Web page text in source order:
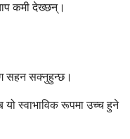
कमी देख्छन्।
सहन सक्नुहुन्छ।
यो स्वाभाविक रूपमा उच्च हुने